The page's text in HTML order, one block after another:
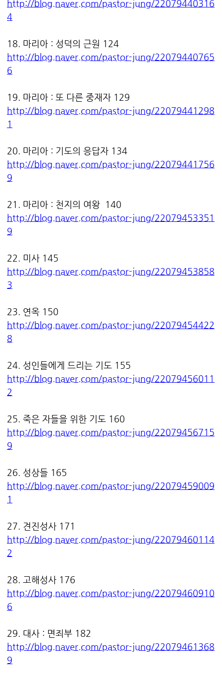
http://blog.naver.com/pastor-jung/22079440316
4
18. 마리아 : 성덕의 근원 124
http://blog.naver.com/pastor-jung/22079440765
6
19. 마리아 : 또 다른 중재자 129
http://blog.naver.com/pastor-jung/22079441298
1
20. 마리아 : 기도의 응답자 134
http://blog.naver.com/pastor-jung/22079441756
9
21. 마리아 : 천지의 여왕 140
http://blog.naver.com/pastor-jung/22079453351
9
22. 미사 145
http://blog.naver.com/pastor-jung/22079453858
3
23. 연옥 150
http://blog.naver.com/pastor-jung/22079454422
8
24. 성인들에게 드리는 기도 155
http://blog.naver.com/pastor-jung/22079456011
2
25. 죽은 자들을 위한 기도 160
http://blog.naver.com/pastor-jung/22079456715
9
26. 성상들 165
http://blog.naver.com/pastor-jung/22079459009
1
27. 견진성사 171
http://blog.naver.com/pastor-jung/22079460114
2
28. 고해성사 176
http://blog.naver.com/pastor-jung/22079460910
6
29. 대사 : 면죄부 182
http://blog.naver.com/pastor-jung/22079461368
9